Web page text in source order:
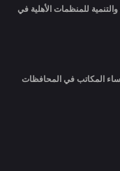
للمنظمات الأهلية في
المكاتب في المحافظات